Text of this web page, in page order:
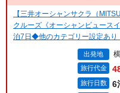
【三井オーシャンサクラ（
クルーズ《オーシャンビュース
泊7日◆他のカテゴリー設定あり
出発地
旅行代金
旅行日数 6